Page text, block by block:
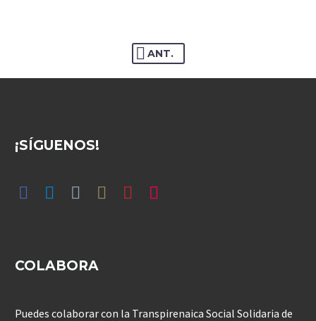
ANT.
¡SÍGUENOS!
COLABORA
Puedes colaborar con la Transpirenaica Social Solidaria de